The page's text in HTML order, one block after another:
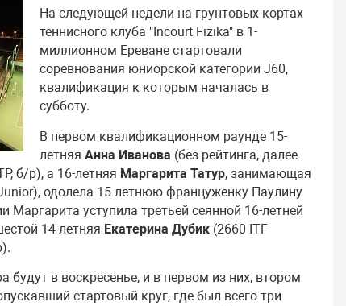
На следующей недели на грунтовых кортах
теннисного клуба "Incourt Fizika" в 1-
миллионном Ереване стартовали
соревнования юниорской категории J60,
квалификация к которым началась в
субботу.
В первом квалификационном раунде 15-
летняя Анна Иванова (без рейтинга, далее
б/р), а 16-летняя Маргарита Татур, занимающая
одолела 15-летнюю француженку Паулину
уступила третьей сеянной 16-летней
14-летняя Екатерина Дубик (2660 ITF
будут в воскресенье, и в первом из них, втором
стартовый круг, где был всего три